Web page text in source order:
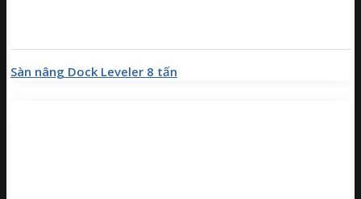
Sàn nâng Dock Leveler 8 tấn